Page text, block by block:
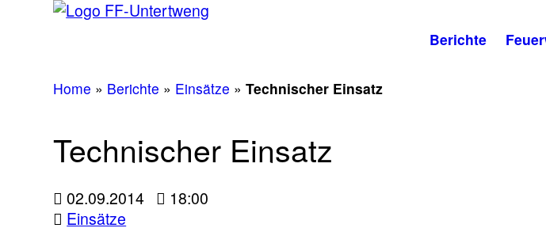
Berichte
Home » Berichte » Einsätze »Technischer Einsatz
Technischer Einsatz
02.09.2014
18:00
Einsätze